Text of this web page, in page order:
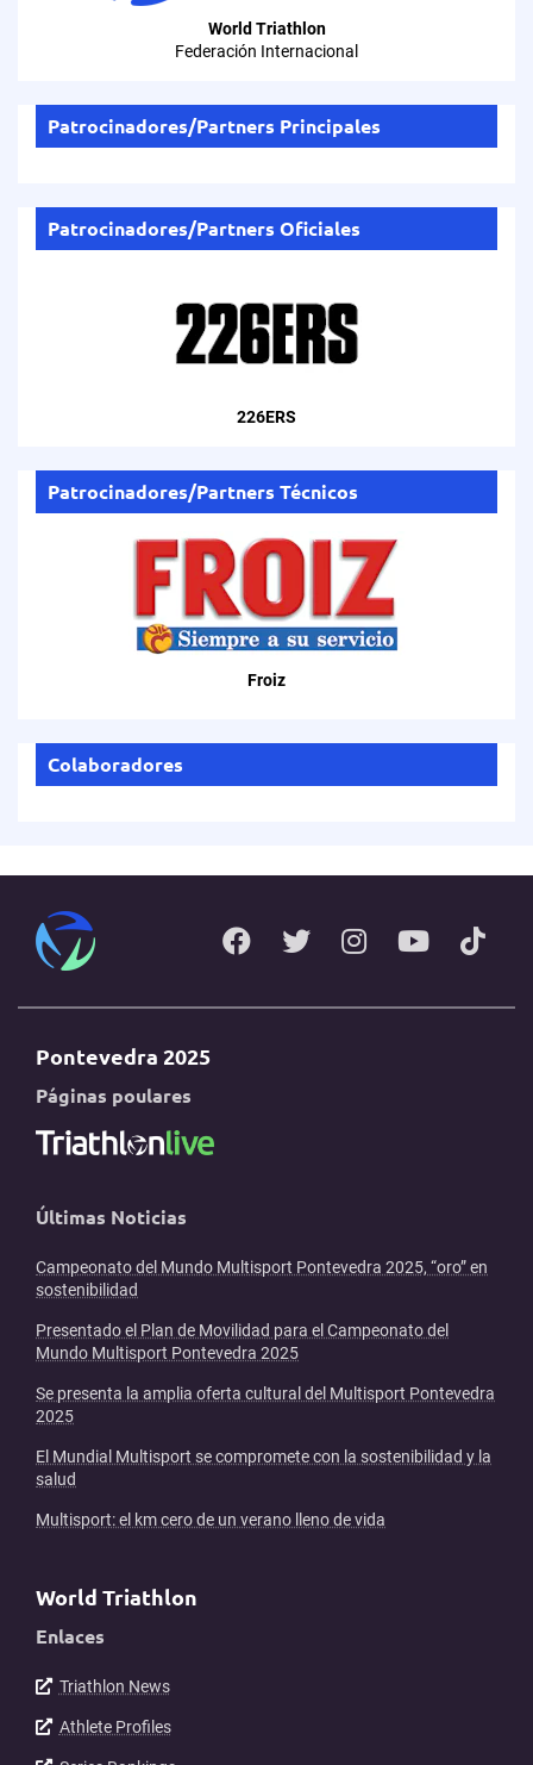
World Triathlon
Federación Internacional
Patrocinadores/Partners Principales
Patrocinadores/Partners Oficiales
226ERS
Patrocinadores/Partners Técnicos
Froiz
Colaboradores
Pontevedra 2025
Páginas poulares
Últimas Noticias
Campeonato del Mundo Multisport Pontevedra 2025, “oro” en
sostenibilidad
Presentado el Plan de Movilidad para el Campeonato del
Mundo Multisport Pontevedra 2025
Se presenta la amplia oferta cultural del Multisport Pontevedra
2025
El Mundial Multisport se compromete con la sostenibilidad y la
salud
Multisport: el km cero de un verano lleno de vida
World Triathlon
Enlaces
Triathlon News
Athlete Profiles